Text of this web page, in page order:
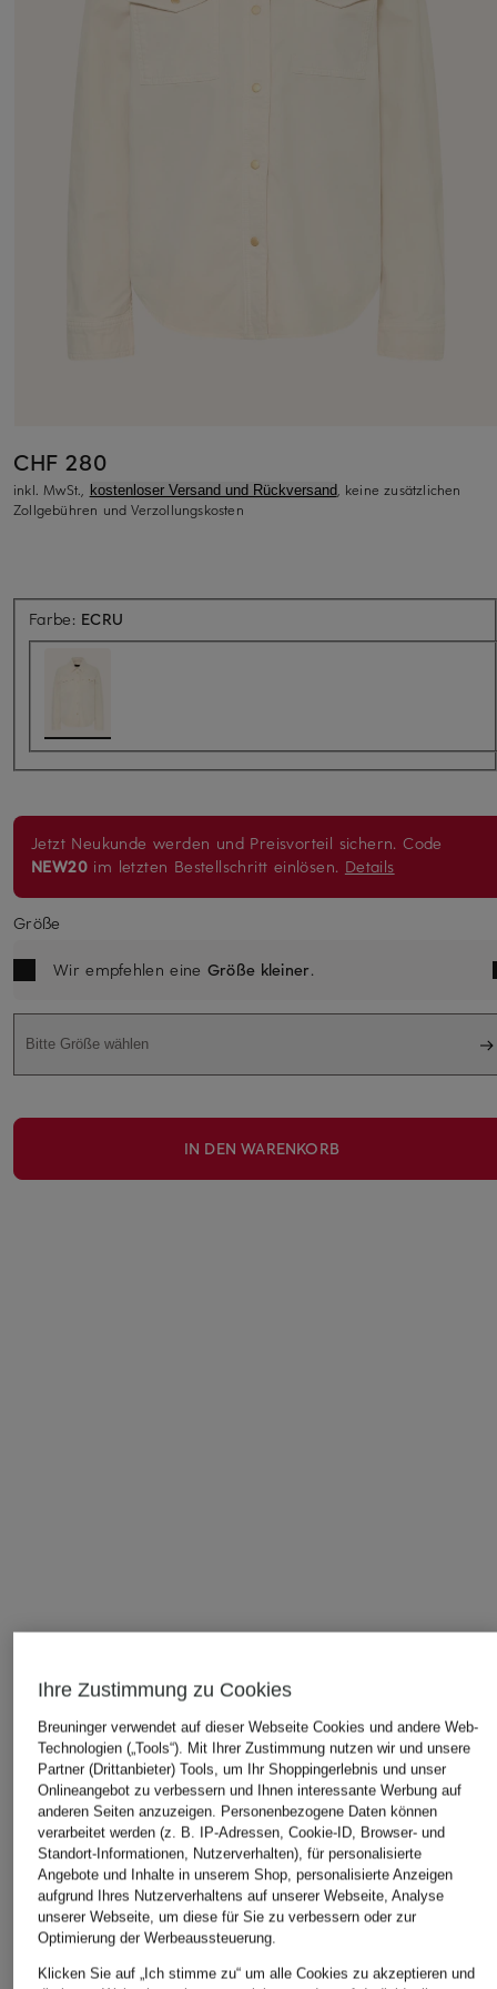
CHF 280
inkl. MwSt., kostenloser Versand und Rückversand, keine zusätzlichen
Zollgebühren und Verzollungskosten
Farbe: ECRU
Jetzt Neukunde werden und Preisvorteil sichern. Code
NEW20 im letzten Bestellschritt einlösen. Details
Größe
Wir empfehlen eine Größe kleiner.
Bitte Größe wählen
IN DEN WARENKORB
ÄHNLICHE ARTIKEL ENTDECKEN
Ihre Zustimmung zu Cookies
Breuninger verwendet auf dieser Webseite Cookies und andere Web-
Technologien („Tools“). Mit Ihrer Zustimmung nutzen wir und unsere
Partner (Drittanbieter) Tools, um Ihr Shoppingerlebnis und unser
Onlineangebot zu verbessern und Ihnen interessante Werbung auf
anderen Seiten anzuzeigen. Personenbezogene Daten können
verarbeitet werden (z. B. IP-Adressen, Cookie-ID, Browser- und
Standort-Informationen, Nutzerverhalten), für personalisierte
Angebote und Inhalte in unserem Shop, personalisierte Anzeigen
aufgrund Ihres Nutzerverhaltens auf unserer Webseite, Analyse
unserer Webseite, um diese für Sie zu verbessern oder zur
Optimierung der Werbeaussteuerung.
Klicken Sie auf „Ich stimme zu“ um alle Cookies zu akzeptieren und